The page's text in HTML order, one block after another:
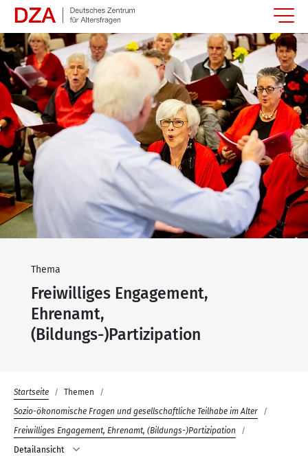
Springe zum Hauptinhalt
Thema
Freiwilliges Engagement,
Ehrenamt,
(Bildungs-)Partizipation
Startseite
Themen
Sozio-ökonomische Fragen und gesellschaftliche Teilhabe im Alter
Freiwilliges Engagement, Ehrenamt, (Bildungs-)Partizipation
Detailansicht